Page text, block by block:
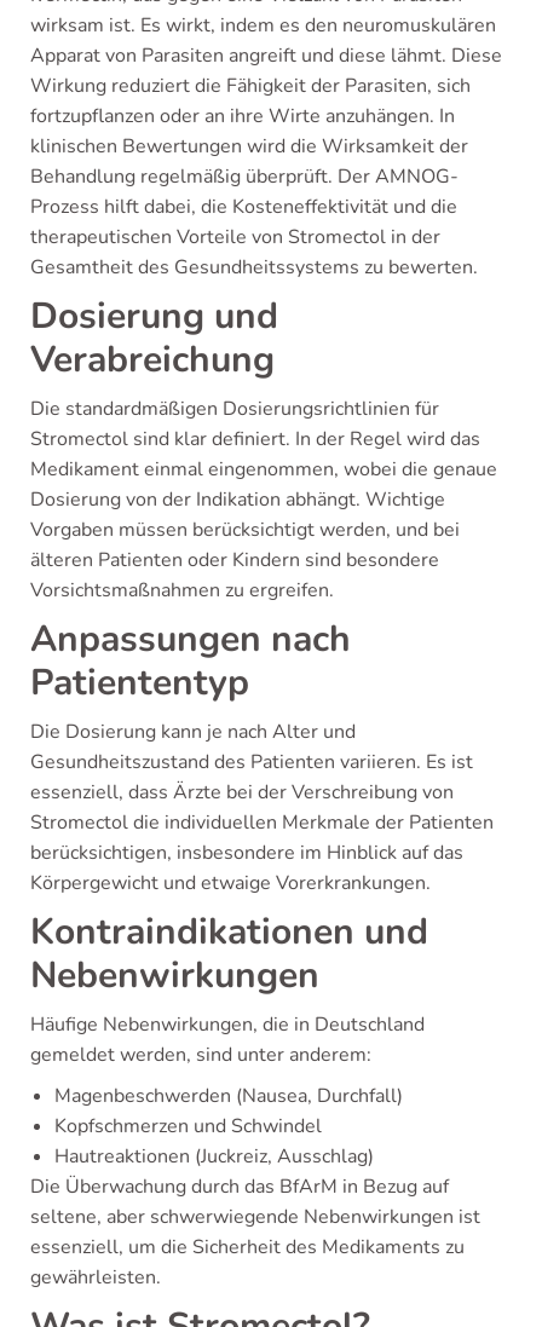
wirksam ist. Es wirkt, indem es den neuromuskulären
Apparat von Parasiten angreift und diese lähmt. Diese
Wirkung reduziert die Fähigkeit der Parasiten, sich
fortzupflanzen oder an ihre Wirte anzuhängen. In
klinischen Bewertungen wird die Wirksamkeit der
Behandlung regelmäßig überprüft. Der AMNOG-
Prozess hilft dabei, die Kosteneffektivität und die
therapeutischen Vorteile von Stromectol in der
Gesamtheit des Gesundheitssystems zu bewerten.
Dosierung und
Verabreichung
Die standardmäßigen Dosierungsrichtlinien für
Stromectol sind klar definiert. In der Regel wird das
Medikament einmal eingenommen, wobei die genaue
Dosierung von der Indikation abhängt. Wichtige
Vorgaben müssen berücksichtigt werden, und bei
älteren Patienten oder Kindern sind besondere
Vorsichtsmaßnahmen zu ergreifen.
Anpassungen nach
Patiententyp
Die Dosierung kann je nach Alter und
Gesundheitszustand des Patienten variieren. Es ist
essenziell, dass Ärzte bei der Verschreibung von
Stromectol die individuellen Merkmale der Patienten
berücksichtigen, insbesondere im Hinblick auf das
Körpergewicht und etwaige Vorerkrankungen.
Kontraindikationen und
Nebenwirkungen
Häufige Nebenwirkungen, die in Deutschland
gemeldet werden, sind unter anderem:
Magenbeschwerden (Nausea, Durchfall)
Kopfschmerzen und Schwindel
Hautreaktionen (Juckreiz, Ausschlag)
Die Überwachung durch das BfArM in Bezug auf
seltene, aber schwerwiegende Nebenwirkungen ist
essenziell, um die Sicherheit des Medikaments zu
gewährleisten.